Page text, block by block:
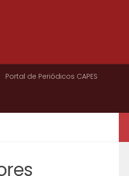
Portal de Periódicos CAPES